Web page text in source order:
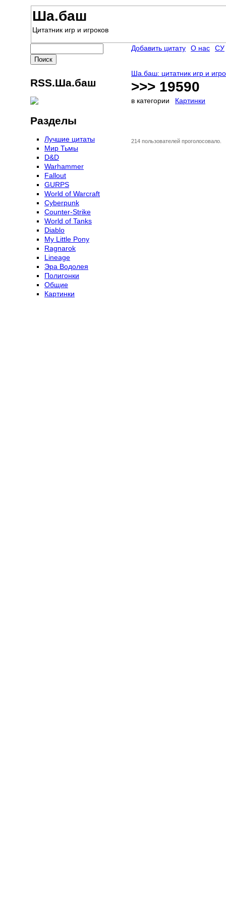
Ша.баш
Цитатник игр и игроков
Ша.баш: цитатник игр и
>>> 19590
в категории Картинки
214 пользователей проголосовало.
Добавить цитату О нас СУ
RSS.Ша.баш
Разделы
Лучшие цитаты
Мир Тьмы
D&D
Warhammer
Fallout
GURPS
World of Warcraft
Сyberpunk
Counter-Strike
World of Tanks
Diablo
My Little Pony
Ragnarok
Lineage
Эра Водолея
Полигонки
Общие
Картинки